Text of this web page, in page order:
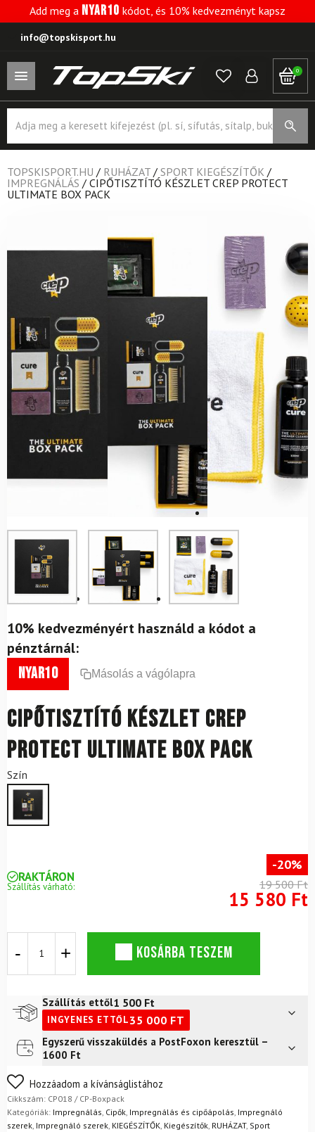
Add meg a NYAR10 kódot, és 10% kedvezményt kapsz
info@topskisport.hu
0
search
TOPSKISPORT.HU / RUHÁZAT / SPORT KIEGÉSZÍTŐK /
IMPREGNÁLÁS / CIPŐTISZTÍTÓ KÉSZLET CREP PROTECT
ULTIMATE BOX PACK
10% kedvezményért használd a kódot a
pénztárnál:
nyar10 Másolás a vágólapra
Cipőtisztító készlet Crep
Protect Ultimate Box Pack
Szín
RAKTÁRON
Szállítás várható:
-20%
19 500 Ft
15 580 Ft
készlet
Box
mennyiség
KOSÁRBA TESZEM
Szállítás ettől1 500 Ft
INGYENES ETTŐL35 000 FT
Futár a címre2 400
FoxPost
Egyszerű visszaküldés a PostFoxon keresztül –
1600 Ft
Nem biztos a választásában? Semmi gond – a terméket
egyszerűen visszaküldheti 14 napon belül, indoklás nélkül.
Mik a visszaküldés feltételei?
Hozzáadom a kívánságlistához
Cikkszám: CP018 / CP-Boxpack
Kategóriák: Impregnálás Cipők Impregnálás és cipőápolás Impregnáló
szerek Impregnáló szerek KIEGÉSZÍTŐK Kiegészítők RUHÁZAT, Sport